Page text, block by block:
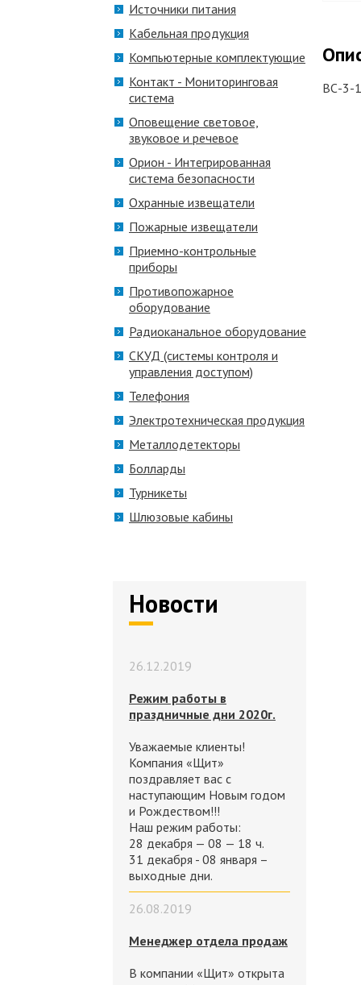
ВС-3-
Источники питания
Кабельная продукция
Компьютерные комплектующие
Контакт - Мониторинговая
система
Оповещение световое,
звуковое и речевое
Орион - Интегрированная
система безопасности
Охранные извещатели
Пожарные извещатели
Приемно-контрольные
приборы
Противопожарное
оборудование
Радиоканальное оборудование
СКУД (системы контроля и
управления доступом)
Телефония
Электротехническая продукция
Металлодетекторы
Болларды
Турникеты
Шлюзовые кабины
Новости
26.12.2019
Режим работы в
праздничные дни 2020г.
Уважаемые клиенты!
Компания «Щит»
поздравляет вас с
наступающим Новым годом
и Рождеством!!!
Наш режим работы:
28 декабря — 08 — 18 ч.
31 декабря - 08 января –
выходные дни.
26.08.2019
Менеджер отдела продаж
В компании «Щит» открыта